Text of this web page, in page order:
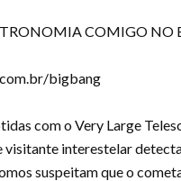
COMIGO NO
bigbang
com o Very Large
visitante interestelar
suspeitam que o